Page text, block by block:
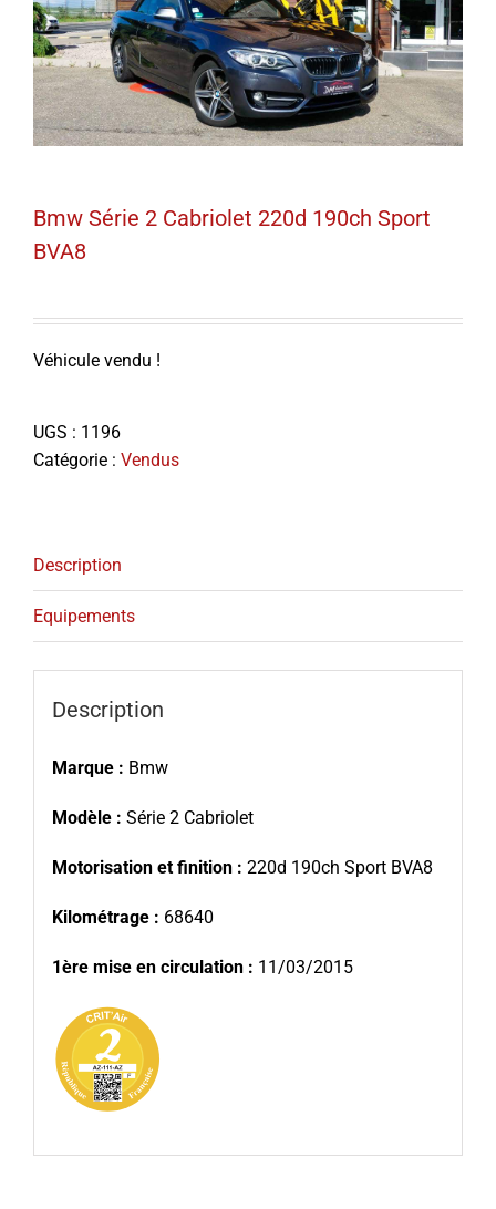
Bmw Série 2 Cabriolet 220d 190ch Sport
BVA8
Véhicule vendu !
UGS : 1196
Catégorie : Vendus
Description
Equipements
Description
Marque : Bmw
Modèle : Série 2 Cabriolet
Motorisation et finition : 220d 190ch Sport BVA8
Kilométrage : 68640
1ère mise en circulation : 11/03/2015